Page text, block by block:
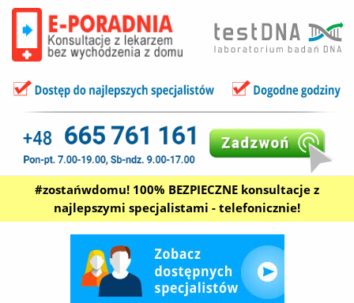
#zostańwdomu! 100% BEZPIECZNE konsultacje z
najlepszymi specjalistami - telefonicznie!